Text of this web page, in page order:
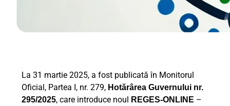
La 31 martie 2025, a fost publicată în Monitorul
Oficial, Partea I, nr. 279, Hotărârea Guvernului nr.
295/2025, care introduce noul REGES-ONLINE –